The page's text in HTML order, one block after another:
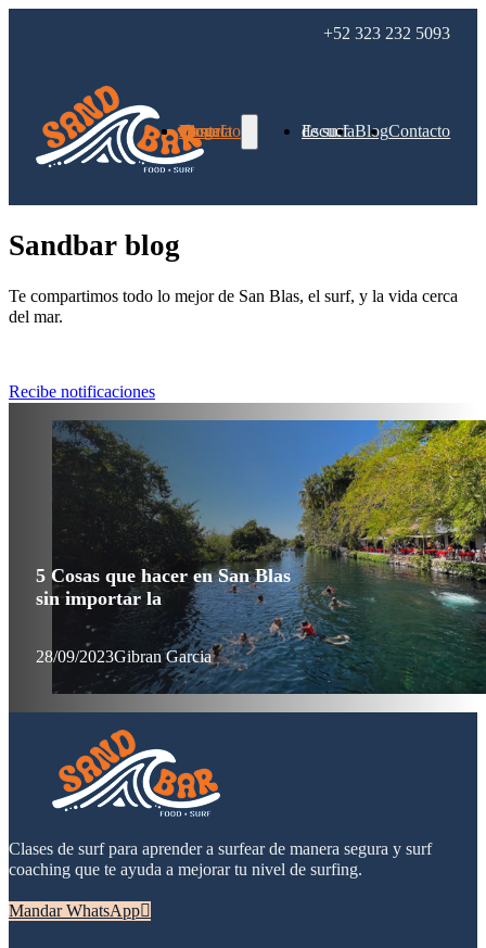
+52 323 232 5093
Escuela de surf
Blog
Contacto Escuela de surf BlogContacto
Sandbar blog
Te compartimos todo lo mejor de San Blas, el surf, y la vida cerca
del mar.
Recibe notificaciones
5 Cosas que hacer en San Blas
sin importar la
28/09/2023Gibran Garcia
Clases de surf para aprender a surfear de manera segura y surf
coaching que te ayuda a mejorar tu nivel de surfing.
Mandar WhatsApp